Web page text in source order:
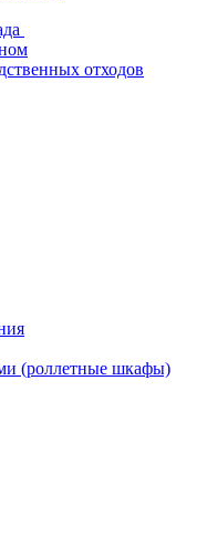
отходов
(роллетные шкафы)